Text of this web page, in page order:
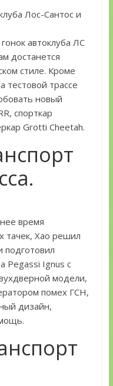
Лос-Сантос и
автоклуба ЛС
достанется
стиле. Кроме
тестовой трассе
новый
спорткар
Grotti Cheetah.
время
тачек, Хао решил
Pegassi Ignus с
модели,
помех ГСН,
дизайн,